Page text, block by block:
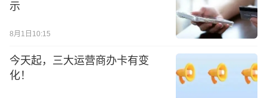
示
8月1日10:15
今天起，三大运营商办卡有变
化！